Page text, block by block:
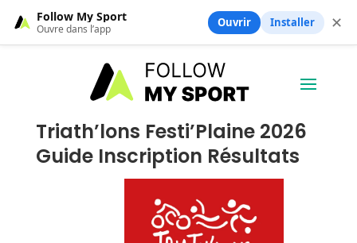
Triath’lons Festi’Plaine 2026
Guide Inscription Résultats
Follow My Sport
Ouvre dans l’app Ouvrir Installer ✕